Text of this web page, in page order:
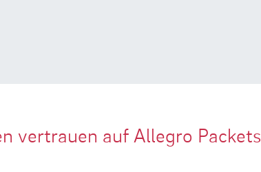
vertrauen auf Allegro Packets